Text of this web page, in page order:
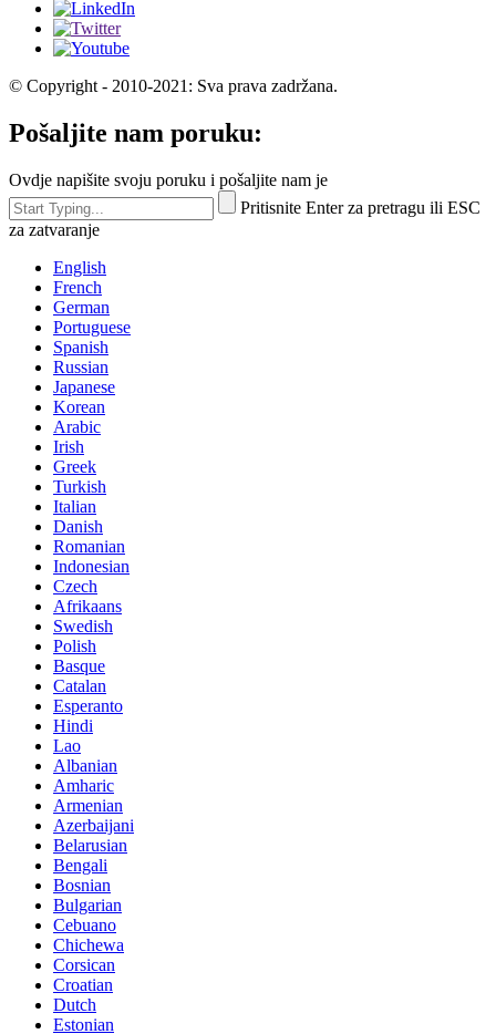
© Copyright - 2010-2021: Sva prava zadržana.
Pošaljite nam poruku:
Ovdje napišite svoju poruku i pošaljite nam je
Pritisnite Enter za pretragu ili ESC
za zatvaranje
English
French
German
Portuguese
Spanish
Russian
Japanese
Korean
Arabic
Irish
Greek
Turkish
Italian
Danish
Romanian
Indonesian
Czech
Afrikaans
Swedish
Polish
Basque
Catalan
Esperanto
Hindi
Lao
Albanian
Amharic
Armenian
Azerbaijani
Belarusian
Bengali
Bosnian
Bulgarian
Cebuano
Chichewa
Corsican
Croatian
Dutch
Estonian